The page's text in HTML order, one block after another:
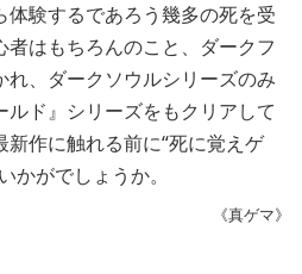
体験するであろう幾多の死を受
はもちろんのこと、ダークフ
れ、ダークソウルシリーズのみ
ド』シリーズをもクリアして
作に触れる前に“死に覚えゲ
かがでしょうか。
《真ゲマ》